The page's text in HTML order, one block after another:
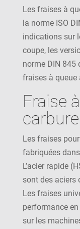
Les fraises à
la norme ISO
indications sur
coupe, les
norme DIN 845
fraises à queue
Fraise
carbure
Les fraises
fabriquées
L’acier rapide
sont des aciers
Les fraises
performance
sur les